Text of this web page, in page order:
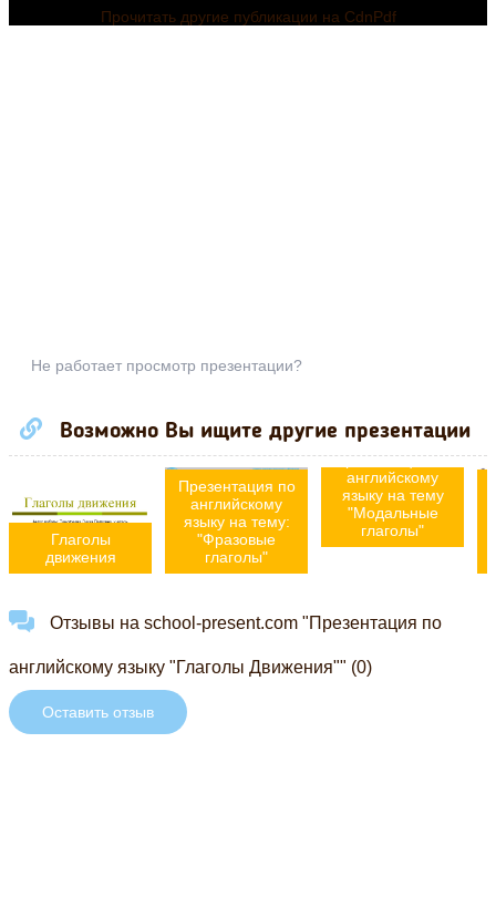
Прочитать другие публикации на CdnPdf
Не работает просмотр презентации?
Возможно Вы ищите другие презентации
Глаголы
движения
Презентация по
английскому
языку на тему:
"Фразовые
глаголы"
Презентация по
английскому
языку на тему
"Модальные
глаголы"
Отзывы на school-present.com "Презентация по
английскому языку "Глаголы Движения"" (0)
Оставить отзыв